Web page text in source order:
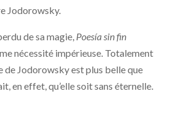
Jodorowsky.
de sa magie, Poesía sin fin
nécessité impérieuse. Totalement
de Jodorowsky est plus belle que
en effet, qu’elle soit sans éternelle.